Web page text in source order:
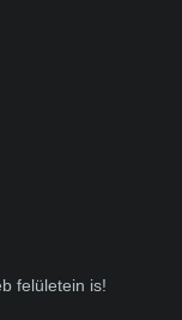
felületein is!